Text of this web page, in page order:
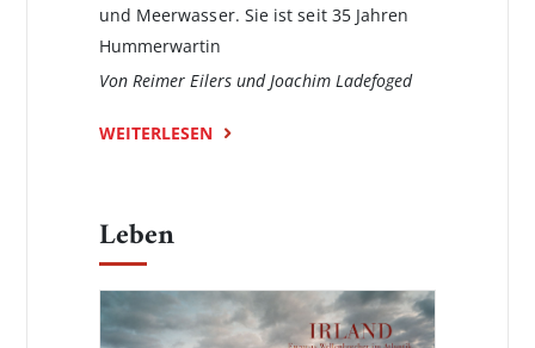
und Meerwasser. Sie ist seit 35 Jahren
Hummerwartin
Von Reimer Eilers und Joachim Ladefoged
WEITERLESEN
Leben